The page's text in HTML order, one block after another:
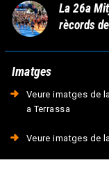
La 26a
rècords
Imatges
Veure imatges de
a Terrassa
Veure imatges de